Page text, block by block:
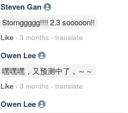
Steven Gan
Stornggggg!!!! 2.3 sooooon!!
Like · 3 months · translate
Owen Lee
嘿嘿嘿，又预测中了，～～
Like · 3 months · translate
Owen Lee